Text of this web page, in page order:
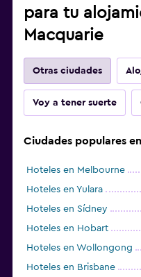
para tu
Macquarie
Otras ciudades
Voy a tener suerte
Ciudades populares
Hoteles en Melbourne
Hoteles en Yulara
Hoteles en Sídney
Hoteles en Hobart
Hoteles en Wollongong
Hoteles en Brisbane